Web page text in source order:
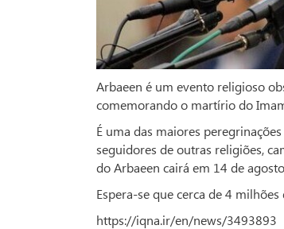
Arbaeen é um evento religioso
comemorando o martírio do
É uma das maiores
seguidores de outras religiões,
do Arbaeen cairá em 14 de
Espera-se que cerca de 4
https://iqna.ir/en/news/3493893